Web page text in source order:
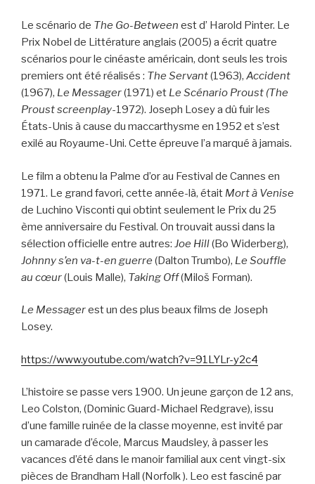
Le scénario de The Go-Between est d’ Harold Pinter. Le
Prix Nobel de Littérature anglais (2005) a écrit quatre
scénarios pour le cinéaste américain, dont seuls les trois
premiers ont été réalisés : The Servant(1963), Accident
(1967), Le Messager(1971) et Le Scénario Proust (The
Proust screenplay-1972). Joseph Losey a dû fuir les
États-Unis à cause du maccarthysme en 1952 et s’est
exilé au Royaume-Uni. Cette épreuve l’a marqué à jamais.
Le film a obtenu la Palme d’or au Festival de Cannes en
1971. Le grand favori, cette année-là, était Mort à Venise
de Luchino Visconti qui obtint seulement le Prix du 25
ème anniversaire du Festival. On trouvait aussi dans la
sélection officielle entre autres: Joe Hill(Bo Widerberg),
Johnny s’en va-t-en guerre (Dalton Trumbo), Le Souffle
au cœur(Louis Malle), Taking Off(Miloš Forman).
Le Messagerest un des plus beaux films de Joseph
Losey.
https://www.youtube.com/watch?v=91LYLr-y2c4
L’histoire se passe vers 1900. Un jeune garçon de 12 ans,
Leo Colston, (Dominic Guard-Michael Redgrave), issu
d’une famille ruinée de la classe moyenne, est invité par
un camarade d’école, Marcus Maudsley, à passer les
vacances d’été dans le manoir familial aux cent vingt-six
pièces de Brandham Hall (Norfolk ). Leo est fasciné par